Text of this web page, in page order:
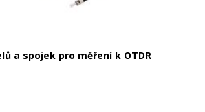
a spojek pro měření k OTDR